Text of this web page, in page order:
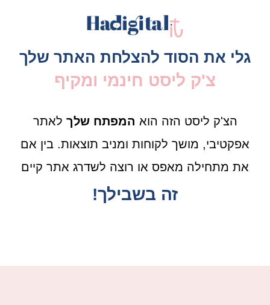
גלי את הסוד להצלחת האתר שלך
צ'ק ליסט חינמי ומקיף
הצ'ק ליסט הזה הוא המפתח שלך לאתר
אפקטיבי, מושך לקוחות ומניב תוצאות. בין אם
את מתחילה מאפס או רוצה לשדרג אתר קיים
זה בשבילך!